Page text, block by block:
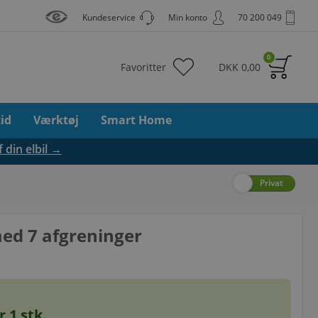
70 200 049
Min konto
Kundeservice
0
DKK 0,00
Favoritter
Værktøj
Smart Home
din elbil →
Privat
7 afgreninger